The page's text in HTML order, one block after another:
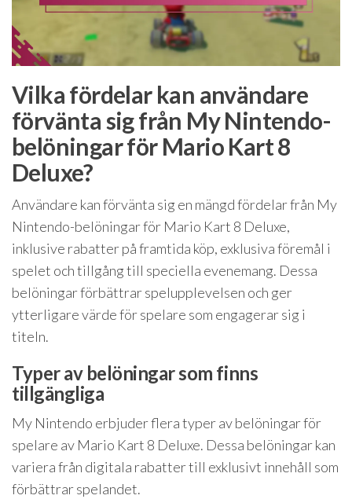
Vilka fördelar kan användare
förvänta sig från My Nintendo-
belöningar för Mario Kart 8
Deluxe?
Användare kan förvänta sig en mängd fördelar från My
Nintendo-belöningar för Mario Kart 8 Deluxe,
inklusive rabatter på framtida köp, exklusiva föremål i
spelet och tillgång till speciella evenemang. Dessa
belöningar förbättrar spelupplevelsen och ger
ytterligare värde för spelare som engagerar sig i
titeln.
Typer av belöningar som finns
tillgängliga
My Nintendo erbjuder flera typer av belöningar för
spelare av Mario Kart 8 Deluxe. Dessa belöningar kan
variera från digitala rabatter till exklusivt innehåll som
förbättrar spelandet.